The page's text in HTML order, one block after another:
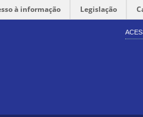
à informação Legislação